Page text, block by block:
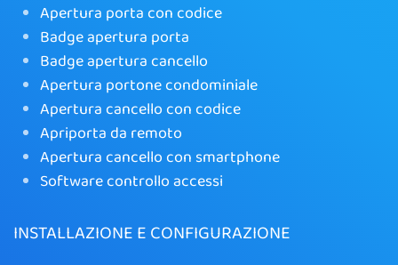
Apertura porta con codice
Badge apertura porta
Badge apertura cancello
Apertura portone condominiale
Apertura cancello con codice
Apriporta da remoto
Apertura cancello con smartphone
Software controllo accessi
INSTALLAZIONE E CONFIGURAZIONE